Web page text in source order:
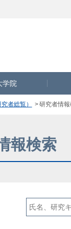
学院
者総覧） 研究者情
報検索